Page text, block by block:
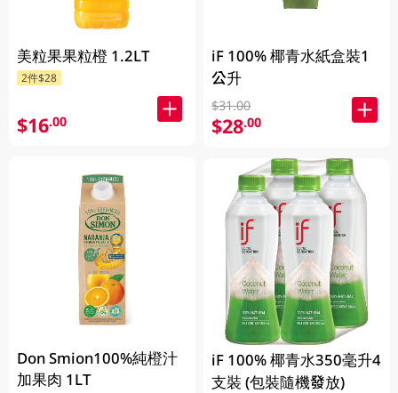
美粒果果粒橙 1.2LT
2件$28
$16.00
Don Smion100%純橙汁
加果肉 1LT
iF 100% 椰青水紙盒裝1
公升
$31.00
$28.00
iF 100% 椰青水350毫升4
支裝 (包裝隨機發放)